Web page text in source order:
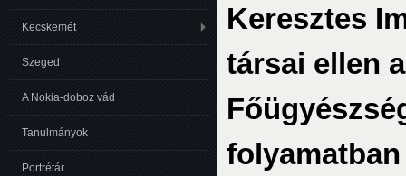
Keresztes
társai ellen
Kecskemét
Szeged
A Nokia-doboz vád
Tanulmányok
Portrétár